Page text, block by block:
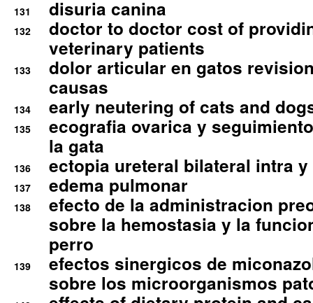
131 disuria canina
132
doctor to doctor cost of
veterinary patients
133
dolor articular en gatos
causas
134 early neutering of cats and
135
ecografia ovarica y
la gata
136 ectopia ureteral bilateral intra
137 edema pulmonar
138
efecto de la administracion
sobre la hemostasia y la
perro
139
efectos sinergicos de
sobre los microorganismos